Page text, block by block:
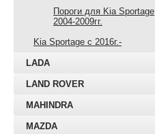
Пороги для Kia Sportage
2004-2009гг.
Kia Sportage с 2016г.-
LADA
LAND ROVER
MAHINDRA
MAZDA